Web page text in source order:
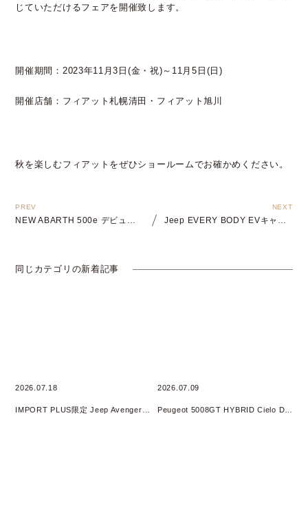
じていただけるフェアを開催致します。
開催期間：2023年11月3日(金・祝)～11月5日(日)
開催店舗：フィアット札幌清田・フィアット旭川
秋を楽しむフィアットをぜひショールームでお確かめください。
NEW ABARTH 500e デビューフェア開催 Jeep EVERY BODY EVキャンペーン開催中
同じカテゴリの新着記事
2026.07.18 2026.07.09